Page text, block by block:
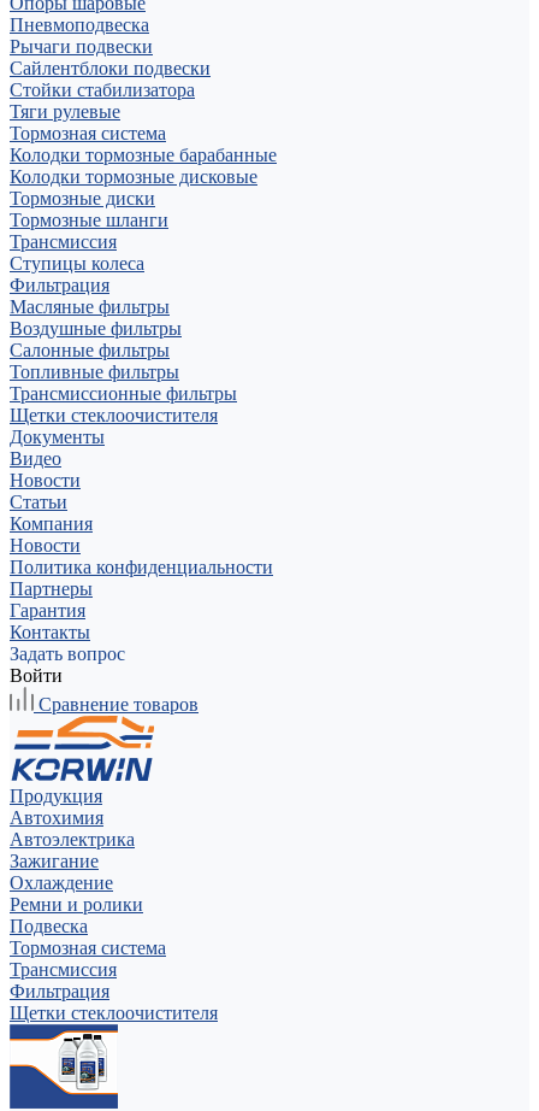
Пневмоподвеска
Рычаги подвески
Сайлентблоки подвески
Стойки стабилизатора
Тяги рулевые
Тормозная система
Колодки тормозные барабанные
Колодки тормозные дисковые
Тормозные диски
Тормозные шланги
Трансмиссия
Ступицы колеса
Фильтрация
Масляные фильтры
Воздушные фильтры
Салонные фильтры
Топливные фильтры
Трансмиссионные фильтры
Щетки стеклоочистителя
Документы
Видео
Новости
Статьи
Компания
Новости
Политика конфиденциальности
Партнеры
Гарантия
Контакты
Задать вопрос
Войти
Сравнение товаров
Продукция
Автохимия
Автоэлектрика
Зажигание
Охлаждение
Ремни и ролики
Подвеска
Тормозная система
Трансмиссия
Фильтрация
Щетки стеклоочистителя